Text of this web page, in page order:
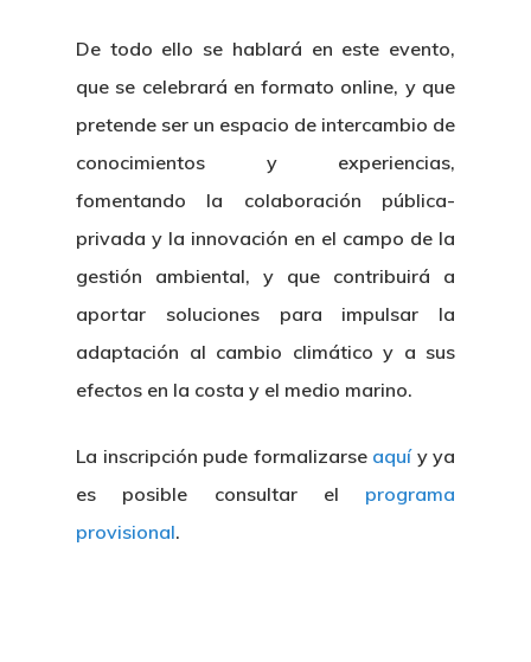
De todo ello se hablará en este evento,
que se celebrará en formato online, y que
pretende ser un espacio de intercambio de
conocimientos y experiencias,
fomentando la colaboración pública-
privada y la innovación en el campo de la
gestión ambiental, y que contribuirá a
aportar soluciones para impulsar la
adaptación al cambio climático y a sus
efectos en la costa y el medio marino.
La inscripción pude formalizarse aquí y ya
es posible consultar el programa
provisional.